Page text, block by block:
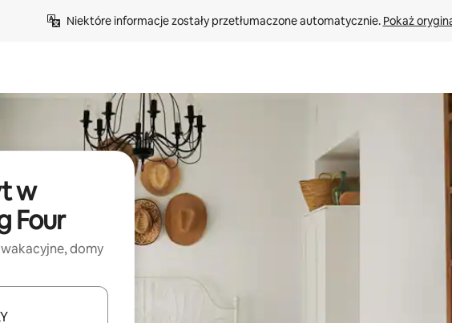
Niektóre informacje zostały przetłumaczone automatycznie. Pokaż
w
Four
domy
poruszać się po nich za pomocą klawiszy strzałek w górę i w dół lub przeglądać je